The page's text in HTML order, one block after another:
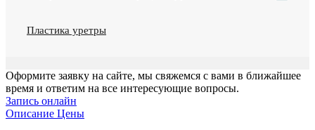
Пластика уретры
Оформите заявку на сайте, мы свяжемся с вами в ближайшее
время и ответим на все интересующие вопросы.
Запись онлайн
Описание Цены